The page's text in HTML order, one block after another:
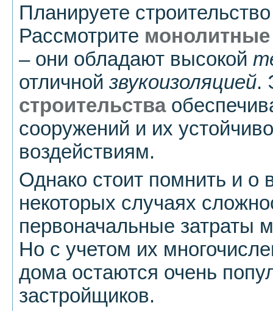
Планируете
Рассмотрите монолитные
– они обладают высокой
отличной звукоизоляцией.
строительства
сооружений и их
воздействиям.
Однако стоит помнить и о
некоторых случаях
первоначальные затраты
Но с учетом их
дома остаются очень
застройщиков.